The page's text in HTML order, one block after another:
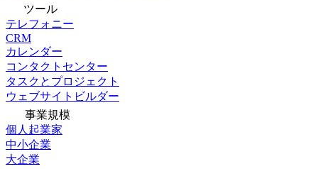
ツール
テレフォニー
CRM
カレンダー
コンタクトセンター
タスクとプロジェクト
ウェブサイトビルダー
事業規模
個人起業家
中小企業
大企業